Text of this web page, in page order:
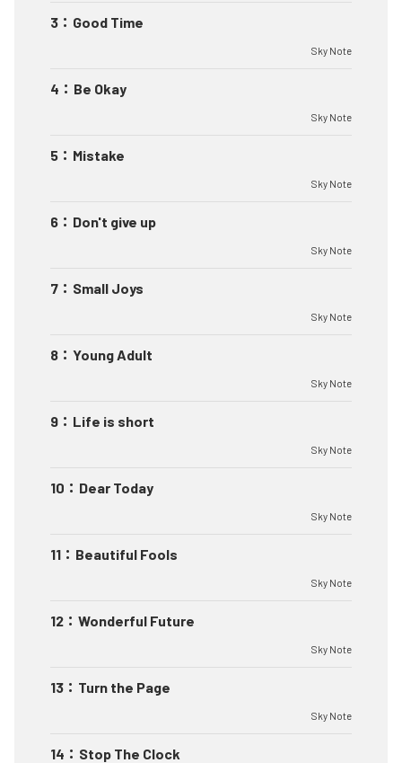
3 ： Good Time
Sky Note
4 ： Be Okay
Sky Note
5 ： Mistake
Sky Note
6 ： Don't give up
Sky Note
7 ： Small Joys
Sky Note
8 ： Young Adult
Sky Note
9 ： Life is short
Sky Note
10 ： Dear Today
Sky Note
11 ： Beautiful Fools
Sky Note
12 ： Wonderful Future
Sky Note
13 ： Turn the Page
Sky Note
14 ： Stop The Clock